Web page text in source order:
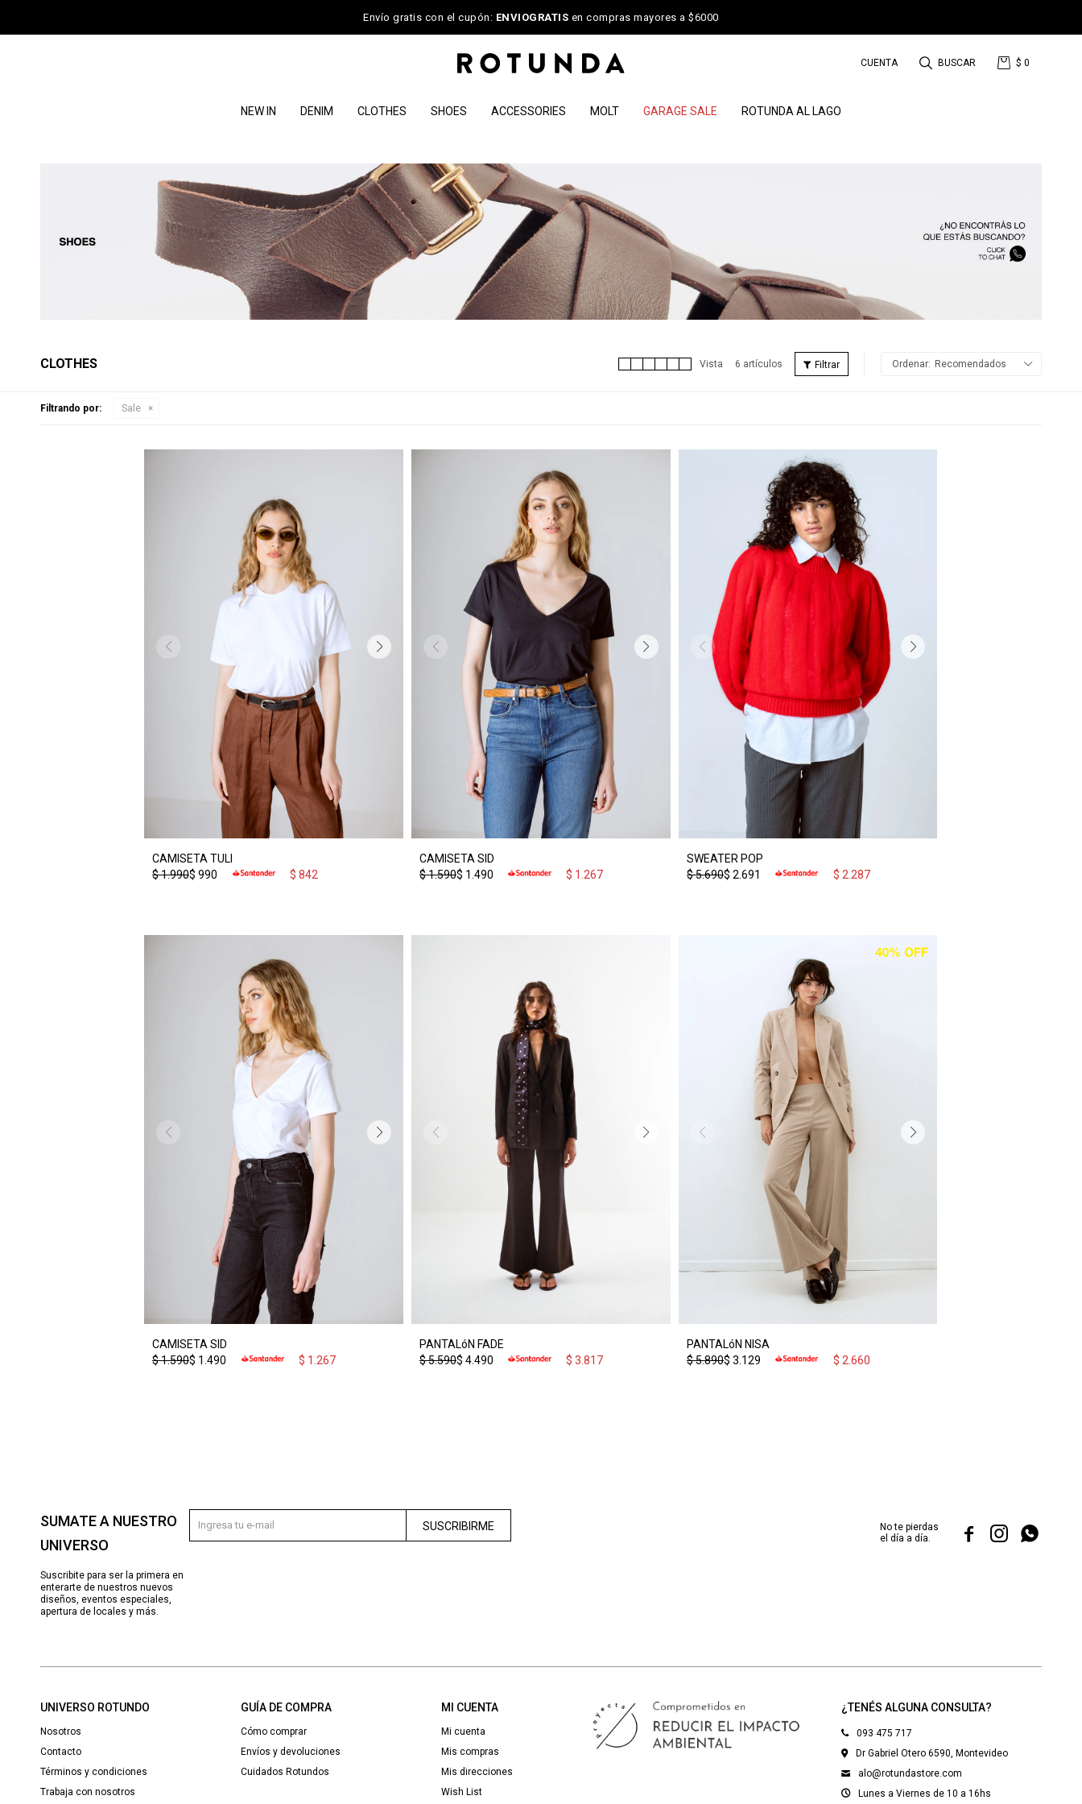
Envío gratis con el cupón: ENVIOGRATIS en compras mayores a $6000
NEW IN DENIM CLOTHES SHOES ACCESSORIES MOLT GARAGE SALE ROTUNDA AL LAGO
$ 0
CLOTHES 6 artículos Recomendados
Filtrando por: Sale
CAMISETA TULI
$ 990
$1.990 $ 842
CAMISETA SID
$ 1.490
$1.590 $ 1.267
SWEATER POP
$ 2.691
$5.690 $ 2.287
CAMISETA SID
$ 1.490
$1.590 $ 1.267
PANTALóN FADE
$ 4.490
$5.590 $ 3.817
PANTALóN NISA
$ 3.129
$5.890 $ 2.660
¿TENÉS ALGUNA CONSULTA?
093 475 717
Dr Gabriel Otero 6590, Montevideo
alo@rotundastore.com
Lunes a Viernes de 10 a 16hs
UNIVERSO ROTUNDO
Nosotros
Contacto
Términos y condiciones
Trabaja con nosotros
GUÍA DE COMPRA
Cómo comprar
Envíos y devoluciones
Cuidados Rotundos
MI CUENTA
Mi cuenta
Mis compras
Mis direcciones
Wish List
SUMATE A NUESTRO
UNIVERSO
Suscribite para ser la primera en
enterarte de nuestros nuevos
diseños, eventos especiales,
apertura de locales y más.
SUSCRIBIRME
No te pierdas
el día a día.
  